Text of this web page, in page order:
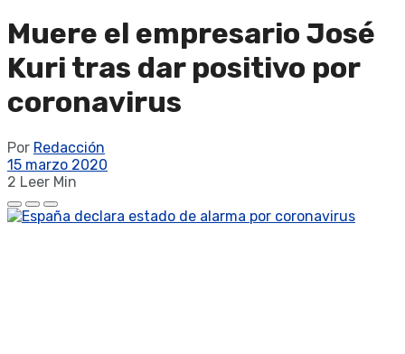
Muere el empresario José
Kuri tras dar positivo por
coronavirus
Por Redacción
15 marzo 2020
2 Leer Min